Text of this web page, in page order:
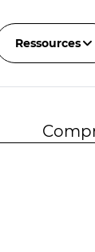
Ressources